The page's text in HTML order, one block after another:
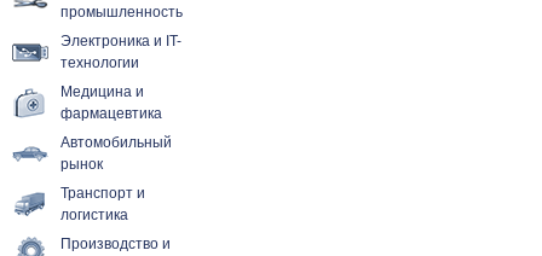
промышленность
Электроника и IT-
технологии
Медицина и
фармацевтика
Автомобильный
рынок
Транспорт и
логистика
Производство и